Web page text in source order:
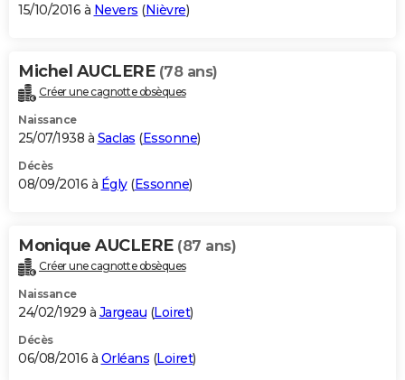
15/10/2016 à Nevers (Nièvre)
Michel AUCLERE (78 ans)
Créer une cagnotte obsèques
Naissance
25/07/1938 à Saclas (Essonne)
Décès
08/09/2016 à Égly(Essonne)
Monique AUCLERE (87 ans)
Créer une cagnotte obsèques
Naissance
24/02/1929 à Jargeau (Loiret)
Décès
06/08/2016 à Orléans (Loiret)